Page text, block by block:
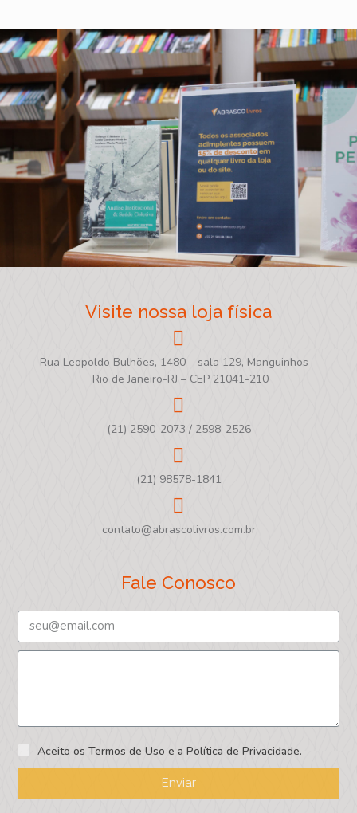
Visite nossa loja física
Rua Leopoldo Bulhões, 1480 – sala 129, Manguinhos –
Rio de Janeiro-RJ – CEP 21041-210
(21) 2590-2073 / 2598-2526
(21) 98578-1841
contato@abrascolivros.com.br
Fale Conosco
Aceito osTermos de Uso e aPolítica de Privacidade.
Enviar